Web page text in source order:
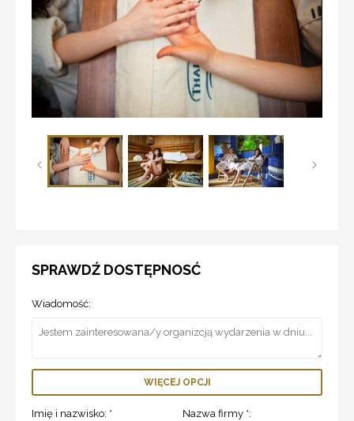
SPRAWDŹ DOSTĘPNOSĆ
Wiadomość:
WIĘCEJ OPCJI
Imię i nazwisko: * Nazwa firmy *: